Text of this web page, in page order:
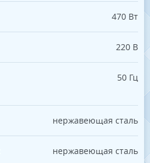
470 Вт
220 В
50 Гц
нержавеющая сталь
нержавеющая сталь